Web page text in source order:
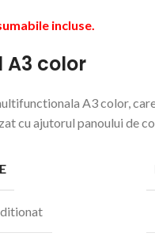
incluse.
A3 color
A3 color,
cu ajutorul panoului de